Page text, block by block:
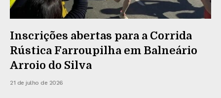
Inscrições abertas para a Corrida
Rústica Farroupilha em Balneário
Arroio do Silva
21 de julho de 2026